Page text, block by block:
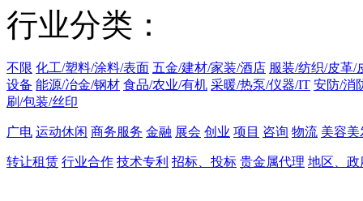
行业分类：
不限 化工/塑料/涂料/表面 五金/建材/家装/酒店 服装/纺织/皮革/
设备 能源/冶金/钢材 食品/农业/有机 采暖/热泵/仪器/IT 安防/消
刷/包装/丝印
广电 运动休闲 商务服务 金融 展会 创业 项目 咨询 物流 美容美
转让租赁 行业合作 技术专利 招标、投标 贵金属代理 地区、政